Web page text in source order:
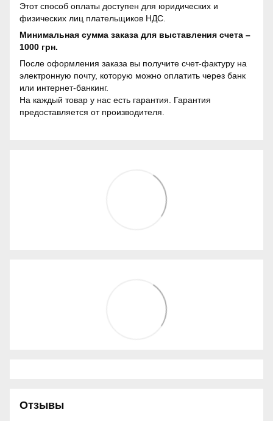
Этот способ оплаты доступен для юридических и
физических лиц плательщиков НДС.
Минимальная сумма заказа для выставления счета –
1000 грн.
После оформления заказа вы получите счет-фактуру на
электронную почту, которую можно оплатить через банк
или интернет-банкинг.
На каждый товар у нас есть гарантия. Гарантия
предоставляется от производителя.
Отзывы